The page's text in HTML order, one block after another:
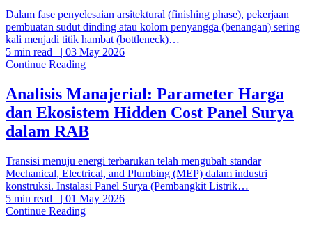
Dalam fase penyelesaian arsitektural (finishing phase), pekerjaan
pembuatan sudut dinding atau kolom penyangga (benangan) sering
kali menjadi titik hambat (bottleneck)…
5 min read | 03 May 2026
Continue Reading
Analisis Manajerial: Parameter Harga
dan Ekosistem Hidden Cost Panel Surya
dalam RAB
Transisi menuju energi terbarukan telah mengubah standar
Mechanical, Electrical, and Plumbing (MEP) dalam industri
konstruksi. Instalasi Panel Surya (Pembangkit Listrik…
5 min read | 01 May 2026
Continue Reading